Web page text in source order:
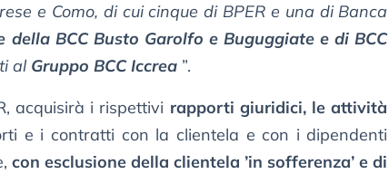
e Como, di cui cinque di BPER e una di Banca
della BCC Busto Garolfo e Buguggiate e di BCC
al Gruppo BCC Iccrea ”.
acquisirà i rispettivi rapporti giuridici, le attività
e i contratti con la clientela e con i dipendenti
con esclusione della clientela ’in sofferenza’ e di